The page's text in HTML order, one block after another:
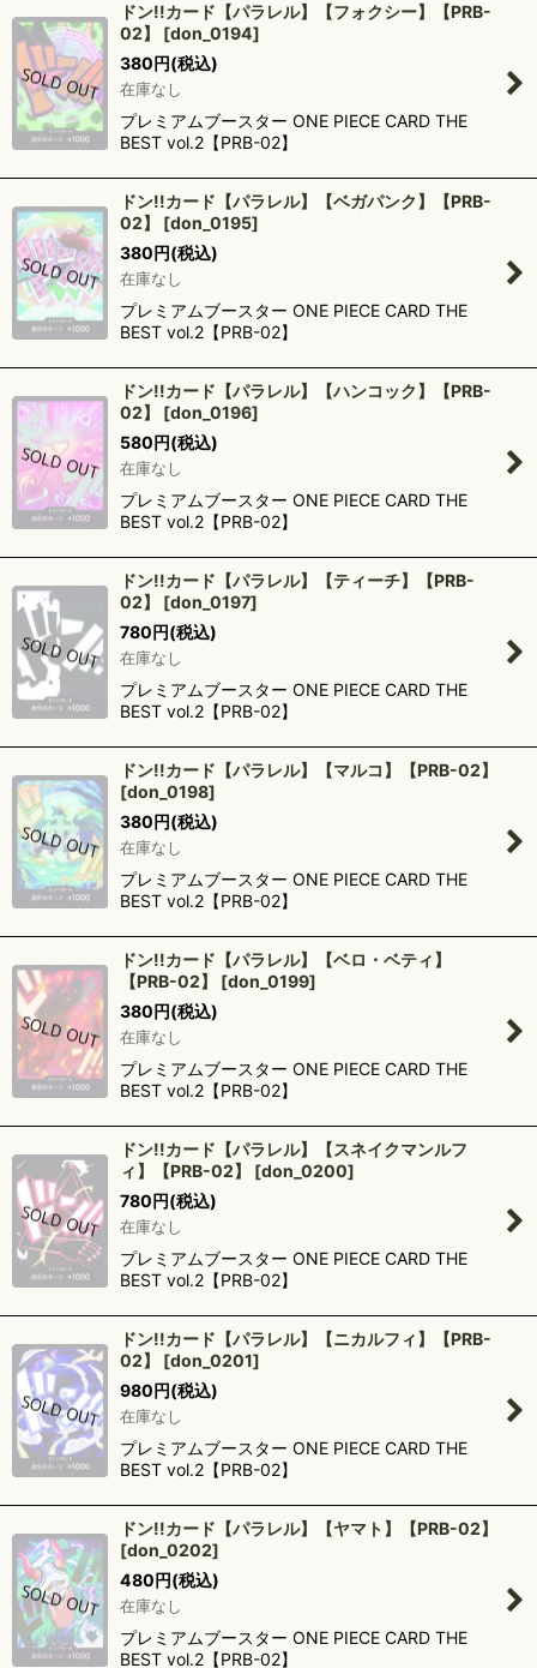
ドン!!カード【パラレル】【フォクシー】【PRB-
02】
[don_0194]
380円(税込)
在庫なし
プレミアムブースター ONE PIECE CARD THE
BEST vol.2【PRB-02】
ドン!!カード【パラレル】【ベガパンク】【PRB-
02】
[don_0195]
380円(税込)
在庫なし
プレミアムブースター ONE PIECE CARD THE
BEST vol.2【PRB-02】
ドン!!カード【パラレル】【ハンコック】【PRB-
02】
[don_0196]
580円(税込)
在庫なし
プレミアムブースター ONE PIECE CARD THE
BEST vol.2【PRB-02】
ドン!!カード【パラレル】【ティーチ】【PRB-
02】
[don_0197]
780円(税込)
在庫なし
プレミアムブースター ONE PIECE CARD THE
BEST vol.2【PRB-02】
ドン!!カード【パラレル】【マルコ】【PRB-02】
[don_0198]
380円(税込)
在庫なし
プレミアムブースター ONE PIECE CARD THE
BEST vol.2【PRB-02】
ドン!!カード【パラレル】【ベロ・ベティ】
【PRB-02】
[don_0199]
380円(税込)
在庫なし
プレミアムブースター ONE PIECE CARD THE
BEST vol.2【PRB-02】
ドン!!カード【パラレル】【スネイクマンルフ
ィ】【PRB-02】
[don_0200]
780円(税込)
在庫なし
プレミアムブースター ONE PIECE CARD THE
BEST vol.2【PRB-02】
ドン!!カード【パラレル】【ニカルフィ】【PRB-
02】
[don_0201]
980円(税込)
在庫なし
プレミアムブースター ONE PIECE CARD THE
BEST vol.2【PRB-02】
ドン!!カード【パラレル】【ヤマト】【PRB-02】
[don_0202]
480円(税込)
在庫なし
プレミアムブースター ONE PIECE CARD THE
BEST vol.2【PRB-02】